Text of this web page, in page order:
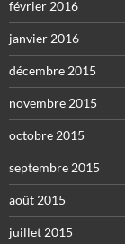
février 2016
janvier 2016
décembre 2015
novembre 2015
octobre 2015
septembre 2015
août 2015
juillet 2015